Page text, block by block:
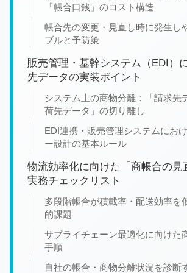
「帳合口銭」のコスト構造
帳合先の変更・見直し時に発生し
ブルと予防策
販売管理・基幹システム（EDI）
先データの実装ポイント
システム上の商物分離：「請求先
荷先データ」の切り離し
EDI連携・販売管理システムにお
ー設計の基本ルール
物流効率化に向けた「商帳合の見
実務チェックリスト
多段階帳合が積載率・配送効率を
的課題
サプライチェーン最適化に向けた
手順
自社の帳合・商物分離状況を診断